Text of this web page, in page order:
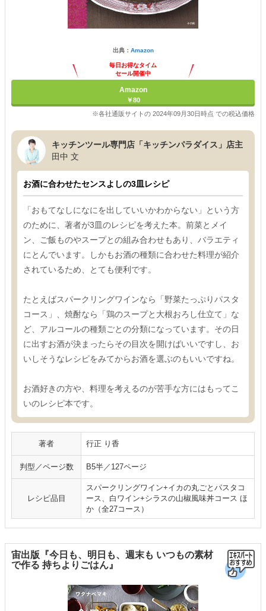
出典： Amazon
毎日お得なタイム
セール開催中
Amazon
￥80
※各社通販サイトの 2024年09月30日時点 での税込価格
キッチンツール専門店「キッチンパラダイス」店主
田中 文
お酒に合わせたセンスよしの3皿レシピ
「おもてなしになにを出していいかわからない」という方
のために、著者が3皿のレシピを考えた本。前菜とメイ
ン、ご飯ものやスープとの組み合わせもあり、バラエティ
にとんでいます。しかもお酒の種類に合わせた料理が紹介
されているため、とても便利です。
たとえばスパークリングワインなら「野菜たっぷりパスタ
コース」、焼酎なら「鶏のスープと大根おろし仕立て」な
ど、アルコールの種類ごとの分類になっています。その日
に出すお酒が決まったらその目次を開けばいいですし、お
いしそうなレシピをみてからお酒を選ぶのもいいですね。
お酒好きの方や、料理を考えるのが苦手な方にはもってこ
いのレシピ本です。
著者 行正 り香
判型／ページ数 B5半／127ページ
レシピ品目
スパークリングワイン+イカの丸ごとパスタコ
ース、白ワイン+シラスの山椒風味丼コース ほ
か（全27コース）
宙出版『今日も、明日も、週末も いつもの素材
で作る 持ちよりごはん』